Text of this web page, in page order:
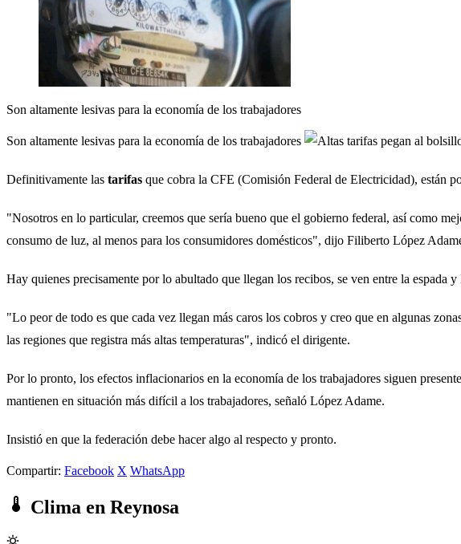
Son altamente lesivas para la economía de los trabajadores
Son altamente lesivas para la economía de los trabajadores
Definitivamente las tarifas que cobra la CFE (Comisión Federal de Electricidad), están
"Nosotros en lo particular, creemos que sería bueno que el gobierno federal, así como
consumo de luz, al menos para los consumidores domésticos", dijo Filiberto López
Hay quienes precisamente por lo abultado que llegan los recibos, se ven entre la
"Lo peor de todo es que cada vez llegan más caros los cobros y creo que en algunas
las regiones que registra más altas temperaturas", indicó el dirigente.
Por lo pronto, los efectos inflacionarios en la economía de los trabajadores siguen
mantienen en situación más difícil a los trabajadores, señaló López Adame.
Insistió en que la federación debe hacer algo al respecto y pronto.
Compartir: Facebook X WhatsApp
Clima en Reynosa